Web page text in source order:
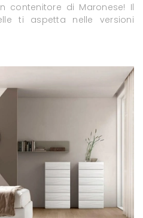
contenitore di Maronese! Il
ti aspetta nelle versioni